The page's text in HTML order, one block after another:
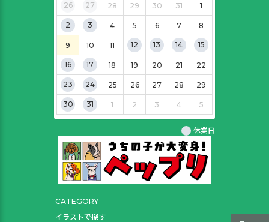
26
27 28 29 30 31 1
2 3 4 5 6 7 8
9 10 11 12 13 14 15
16 17 18 19 20 21 22
23 24 25 26 27 28 29
30 31 1 2 3 4 5
休業日
CATEGORY
イラストで探す